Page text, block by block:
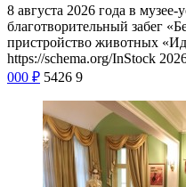
8 августа 2026 года в
благотворительный забег
пристройство животных
https://schema.org/InStock
000 ₽ 5426 9